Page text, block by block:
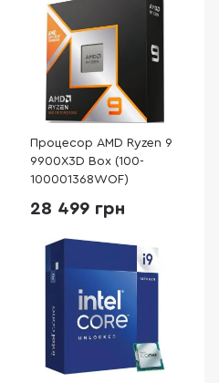
Процесор AMD Ryzen 9
9900X3D Box (100-
100001368WOF)
28 499 грн